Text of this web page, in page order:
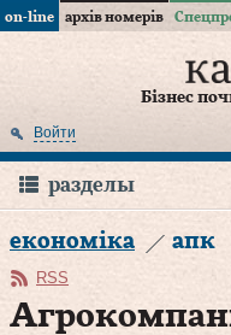
on-line архів номерів
Бізнес
Войти
разделы
економіка апк
RSS